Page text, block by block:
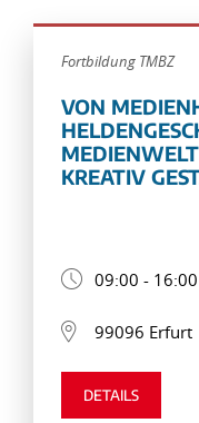
Fortbildung TMBZ
VON
KREATIV
09:00 -
99096 Erfurt
DETAILS